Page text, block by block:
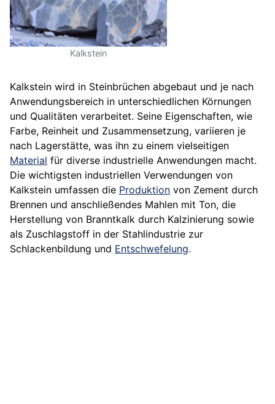
Kalkstein
Kalkstein wird in Steinbrüchen abgebaut und je nach
Anwendungsbereich in unterschiedlichen Körnungen
und Qualitäten verarbeitet. Seine Eigenschaften, wie
Farbe, Reinheit und Zusammensetzung, variieren je
nach Lagerstätte, was ihn zu einem vielseitigen
Material für diverse industrielle Anwendungen macht.
Die wichtigsten industriellen Verwendungen von
Kalkstein umfassen die Produktion von Zement durch
Brennen und anschließendes Mahlen mit Ton, die
Herstellung von Branntkalk durch Kalzinierung sowie
als Zuschlagstoff in der Stahlindustrie zur
Schlackenbildung und Entschwefelung.